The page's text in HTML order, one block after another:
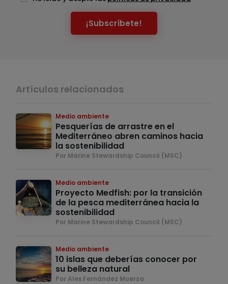
¡Subscríbete!
Artículos relacionados
Medio ambiente
Pesquerías de arrastre en el
Mediterráneo abren caminos hacia
la sostenibilidad
Por Marine Stewardship Council (MSC)
Medio ambiente
Proyecto Medfish: por la transición
de la pesca mediterránea hacia la
sostenibilidad
Por Marine Stewardship Council (MSC)
Medio ambiente
10 islas que deberías conocer por
su belleza natural
Por Alex Fernández Muerza